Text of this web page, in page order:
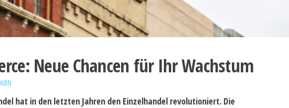
Neue Chancen für Ihr Wachstum
hat in den letzten Jahren den Einzelhandel revolutioniert. Die